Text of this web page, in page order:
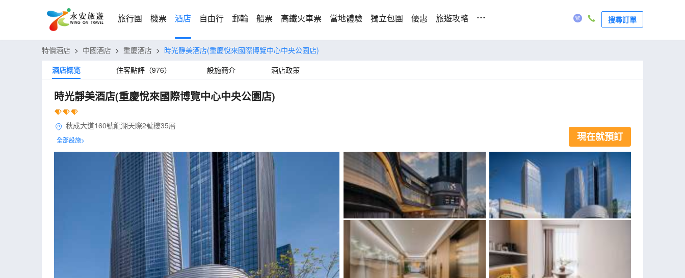
旅行團 機票 酒店 自由行 郵輪 船票 高鐵火車票 當地體驗 獨立包團 優惠 旅遊攻略 ... 搜尋訂單
特價酒店 > 中國酒店 > 重慶酒店 > 時光靜美酒店(重慶悅來國際博覽中心中央公園店)
酒店概览
住客點評（976） 設施簡介 酒店政策
時光靜美酒店(重慶悅來國際博覽中心中央公園店)
秋成大道160號龍湖天際2號樓35層
全部設施> 現在就預訂